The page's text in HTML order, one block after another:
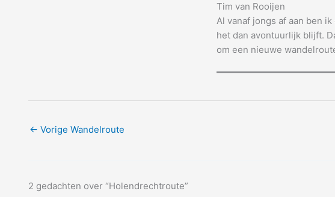
Tim van Rooijen
Al vanaf jongs af aan ben
het dan avontuurlijk blijft.
om een nieuwe
← Vorige Wandelroute
2 gedachten over “Holendrechtroute”